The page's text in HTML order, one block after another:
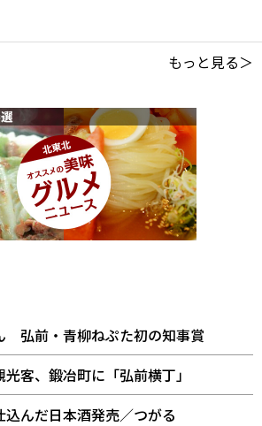
もっと見る＞
弘前・青柳ねぷた初の知事賞
客、鍛冶町に「弘前横丁」
込んだ日本酒発売／つがる